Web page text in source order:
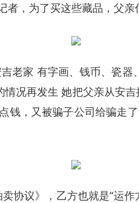
，为了买这些藏品，父亲
家 有字画、钱币、瓷器
况再发生 她把父亲从安
钱，又被骗子公司给骗走
议》，乙方也就是“运作